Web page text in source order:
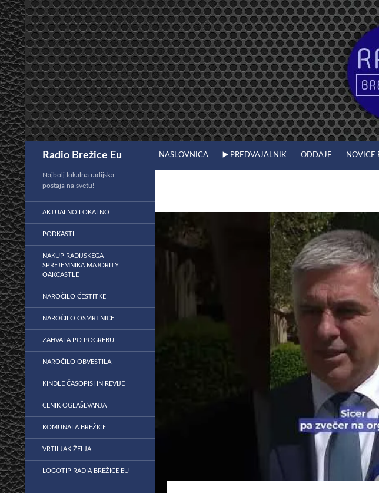
Preskoči
na
vsebino
Radio Brežice Eu NASLOVNICA ▶️ PREDVAJALNIK ODDAJE NOVICE
Najbolj lokalna radijska
postaja na svetu!
AKTUALNO LOKALNO
PODKASTI
NAKUP RADIJSKEGA
SPREJEMNIKA MAJORITY
OAKCASTLE
NAROČILO ČESTITKE
NAROČILO OSMRTNICE
ZAHVALA PO POGREBU
NAROČILO OBVESTILA
KINDLE ČASOPISI IN REVIJE
CENIK OGLAŠEVANJA
KOMUNALA BREŽICE
VRTILJAK ŽELJA
LOGOTIP RADIA BREŽICE EU